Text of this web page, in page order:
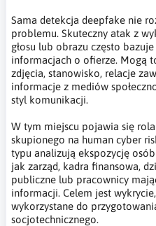
Sama detekcja deepfake nie
problemu. Skuteczny atak z
głosu lub obrazu często
informacjach o ofierze. Mogą
zdjęcia, stanowisko, relacje
informacje z mediów
styl komunikacji.
W tym miejscu pojawia się
skupionego na human cyber
typu analizują ekspozycję
jak zarząd, kadra finansowa,
publiczne lub pracownicy
informacji. Celem jest
wykorzystane do
socjotechnicznego.